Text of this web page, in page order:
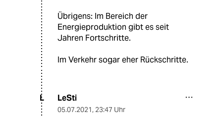
Übrigens: Im Bereich der
Energieproduktion gibt es seit
Jahren Fortschritte.
Im Verkehr sogar eher Rückschritte.
L LeSti
05.07.2021, 23:47 Uhr